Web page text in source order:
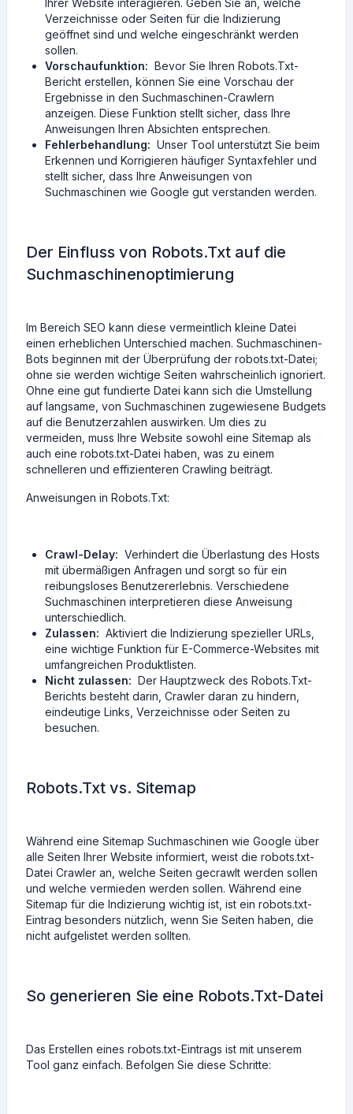
Ihrer Website interagieren. Geben Sie an, welche
Verzeichnisse oder Seiten für die Indizierung
geöffnet sind und welche eingeschränkt werden
sollen.
Vorschaufunktion: Bevor Sie Ihren Robots.Txt-
Bericht erstellen, können Sie eine Vorschau der
Ergebnisse in den Suchmaschinen-Crawlern
anzeigen. Diese Funktion stellt sicher, dass Ihre
Anweisungen Ihren Absichten entsprechen.
Fehlerbehandlung: Unser Tool unterstützt Sie beim
Erkennen und Korrigieren häufiger Syntaxfehler und
stellt sicher, dass Ihre Anweisungen von
Suchmaschinen wie Google gut verstanden werden.
Der Einfluss von Robots.Txt auf die
Suchmaschinenoptimierung
Im Bereich SEO kann diese vermeintlich kleine Datei
einen erheblichen Unterschied machen. Suchmaschinen-
Bots beginnen mit der Überprüfung der robots.txt-Datei;
ohne sie werden wichtige Seiten wahrscheinlich ignoriert.
Ohne eine gut fundierte Datei kann sich die Umstellung
auf langsame, von Suchmaschinen zugewiesene Budgets
auf die Benutzerzahlen auswirken. Um dies zu
vermeiden, muss Ihre Website sowohl eine Sitemap als
auch eine robots.txt-Datei haben, was zu einem
schnelleren und effizienteren Crawling beiträgt.
Anweisungen in Robots.Txt:
Crawl-Delay: Verhindert die Überlastung des Hosts
mit übermäßigen Anfragen und sorgt so für ein
reibungsloses Benutzererlebnis. Verschiedene
Suchmaschinen interpretieren diese Anweisung
unterschiedlich.
Zulassen: Aktiviert die Indizierung spezieller URLs,
eine wichtige Funktion für E-Commerce-Websites mit
umfangreichen Produktlisten.
Nicht zulassen: Der Hauptzweck des Robots.Txt-
Berichts besteht darin, Crawler daran zu hindern,
eindeutige Links, Verzeichnisse oder Seiten zu
besuchen.
Robots.Txt vs. Sitemap
Während eine Sitemap Suchmaschinen wie Google über
alle Seiten Ihrer Website informiert, weist die robots.txt-
Datei Crawler an, welche Seiten gecrawlt werden sollen
und welche vermieden werden sollen. Während eine
Sitemap für die Indizierung wichtig ist, ist ein robots.txt-
Eintrag besonders nützlich, wenn Sie Seiten haben, die
nicht aufgelistet werden sollten.
So generieren Sie eine Robots.Txt-Datei
Das Erstellen eines robots.txt-Eintrags ist mit unserem
Tool ganz einfach. Befolgen Sie diese Schritte: